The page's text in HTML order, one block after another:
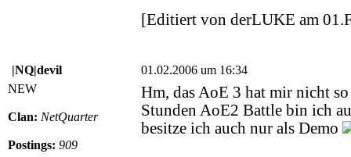
[Editiert von derLUKE am
|NQ|devil
01.02.2006 um 16:34
NEW
Clan: NetQuarter
Postings: 909
Hm, das AoE 3 hat mir nicht
Stunden AoE2 Battle bin ich
besitze ich auch nur als Demo